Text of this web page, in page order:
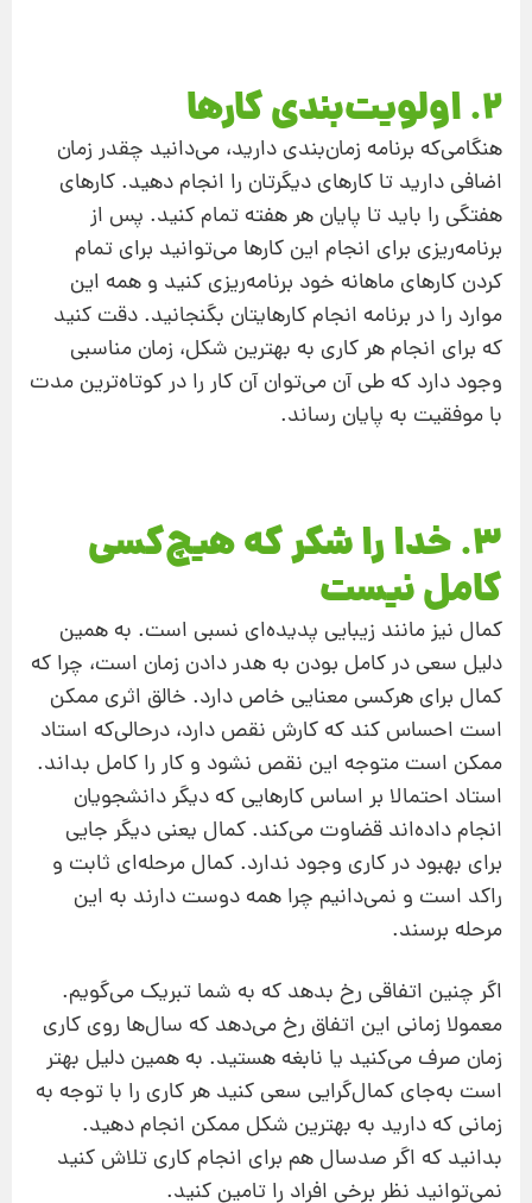
2. اولویت‌بندی کارها
هنگامی‌‌که برنامه‌ زمان‌بندی دارید، می‌دانید چقدر زمان
اضافی دارید تا کارهای دیگرتان را انجام دهید. کارهای
هفتگی را باید تا پایان هر هفته تمام کنید. پس از
برنامه‌ریزی برای انجام این کارها می‌توانید برای تمام
کردن کارهای ماهانه‌ خود برنامه‌ریزی کنید و همه‌ این
موارد را در برنامه‌ انجام کارهایتان بگنجانید. دقت کنید
که برای انجام هر کاری به بهترین شکل، زمان مناسبی
وجود دارد که طی آن می‌توان آن کار را در کوتاه‌ترین مدت
با موفقیت به پایان رساند.
3. خدا را شکر که هیچ‌کسی
کامل نیست
کمال نیز مانند زیبایی پدیده‌ای نسبی است. به‌ همین
دلیل سعی در کامل بودن به هدر دادن زمان است، چرا که
کمال برای هرکسی معنایی خاص دارد. خالق اثری ممکن
است احساس کند که کارش نقص دارد، درحالی‌که استاد
ممکن است متوجه این نقص نشود و کار را کامل بداند.
استاد احتمالا بر اساس کارهایی که دیگر دانشجویان
انجام داده‌اند قضاوت می‌کند. کمال یعنی دیگر جایی
برای بهبود در کاری وجود ندارد. کمال مرحله‌ای ثابت و
راکد است و نمی‌دانیم چرا همه دوست دارند به این
مرحله برسند.
اگر چنین اتفاقی رخ بدهد که به شما تبریک می‌گویم.
معمولا زمانی این اتفاق رخ می‌دهد که سال‌ها روی کاری
زمان صرف می‌کنید یا نابغه هستید. به همین دلیل بهتر
است به‌جای کمال‌گرایی سعی کنید هر کاری را با توجه به
زمانی که دارید به بهترین شکل ممکن انجام دهید.
بدانید که اگر صدسال هم برای انجام کاری تلاش کنید
نمی‌توانید نظر برخی افراد را تامین کنید.